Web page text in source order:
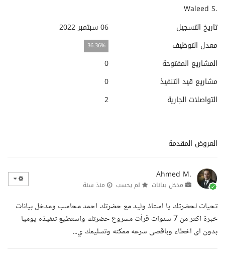
Waleed S.
تاريخ التسجيل
06 سبتمبر 2022
معدل التوظيف
36.36%
المشاريع المفتوحة
0
مشاريع قيد التنفيذ
0
التواصلات الجارية
2
العروض المقدمة
Ahmed M.
مدخل بيانات لم يحسب منذ سنة
تحيات لحضرتك يا استاذ وليد مع حضرتك احمد محاسب ومدخل بيانات
خبرة اكتر من 7 سنوات قرأت مشروع حضرتك واستطيع تنفيذه يوميا
بدون اى اخطاء وباقصى سرعه ممكنه وتسليمك ي...